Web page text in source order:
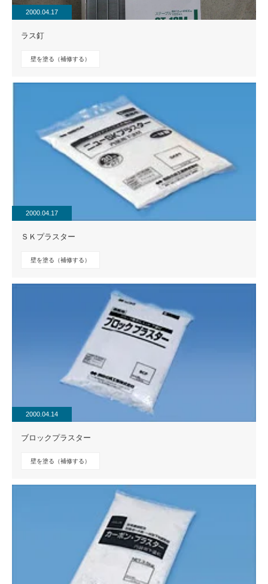
2000.04.17
ラス釘
壁を塗る（補修する）
2000.04.17
ＳＫプラスター
壁を塗る（補修する）
2000.04.14
ブロックプラスター
壁を塗る（補修する）